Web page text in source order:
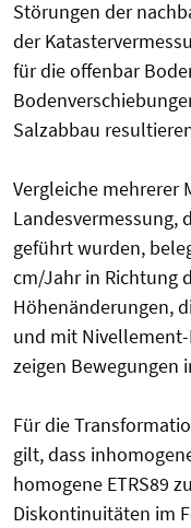
Störungen der
der
für die offenbar
Salzabbau
Vergleiche mehrerer
Landesvermessung,
geführt wurden,
cm/Jahr in Richtung
Höhenänderungen,
und mit
zeigen Bewegungen
Für die
gilt, dass
homogene ETRS89
Diskontinuitäten im